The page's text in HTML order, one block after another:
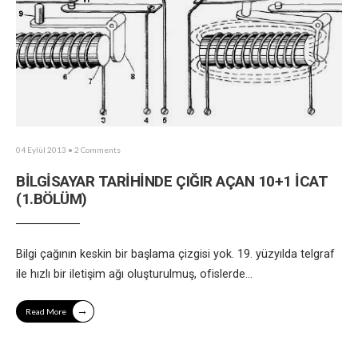
04 Eylül 2013 • 2 Comments
BİLGİSAYAR TARİHİNDE ÇIĞIR AÇAN 10+1 İCAT
(1.BÖLÜM)
Bilgi çağının keskin bir başlama çizgisi yok. 19. yüzyılda telgraf
ile hızlı bir iletişim ağı oluşturulmuş, ofislerde...
Read More →